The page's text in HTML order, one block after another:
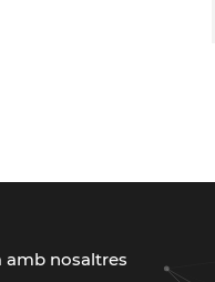
amb nosaltres